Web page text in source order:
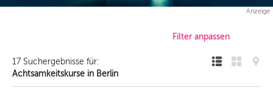
NÜRNBERG
Anzeige
17 Suchergebnisse für:
Achtsamkeitskurse in Berlin